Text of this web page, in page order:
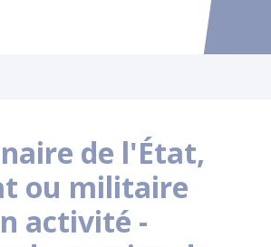
Accéder
de l'État,
ou militaire
activité -